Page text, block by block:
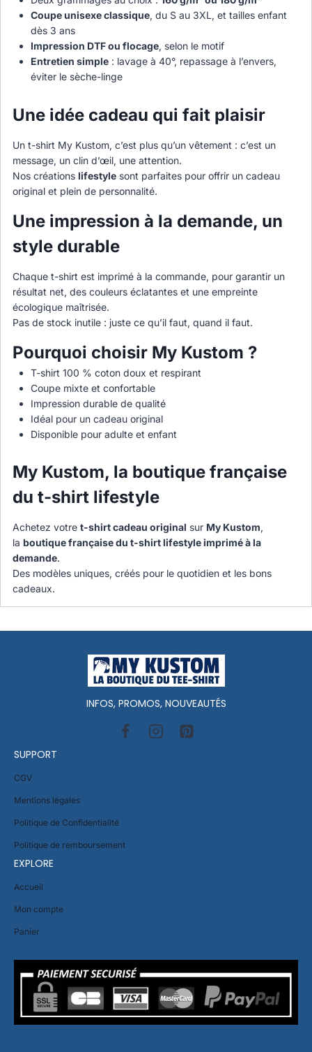
Coupe unisexe classique, du S au 3XL, et tailles enfant
dès 3 ans
Impression DTF ou flocage, selon le motif
Entretien simple: lavage à 40°, repassage à l’envers,
éviter le sèche-linge
Une idée cadeau qui fait plaisir
Un t-shirt My Kustom, c’est plus qu’un vêtement : c’est un
message, un clin d’œil, une attention.
Nos créations lifestyle sont parfaites pour offrir un cadeau
original et plein de personnalité.
Une impression à la demande, un
style durable
Chaque t-shirt est imprimé à la commande, pour garantir un
résultat net, des couleurs éclatantes et une empreinte
écologique maîtrisée.
Pas de stock inutile : juste ce qu’il faut, quand il faut.
Pourquoi choisir My Kustom ?
T-shirt 100 % coton doux et respirant
Coupe mixte et confortable
Impression durable de qualité
Idéal pour un cadeau original
Disponible pour adulte et enfant
My Kustom, la boutique française
du t-shirt lifestyle
Achetez votre t-shirt cadeau original sur My Kustom,
la boutique française du t-shirt lifestyle imprimé à la
demande.
Des modèles uniques, créés pour le quotidien et les bons
cadeaux.
INFOS, PROMOS, NOUVEAUTÉS
SUPPORT
CGV
Mentions légales
Politique de Confidentialité
Politique de remboursement
EXPLORE
Accueil
Mon compte
Panier